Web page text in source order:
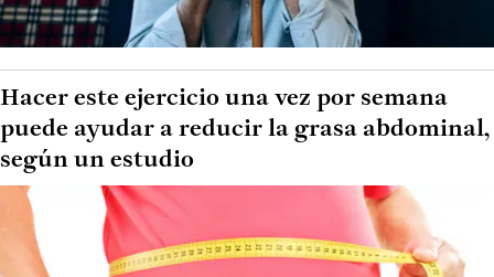
Hacer este ejercicio una vez por semana
puede ayudar a reducir la grasa abdominal,
según un estudio